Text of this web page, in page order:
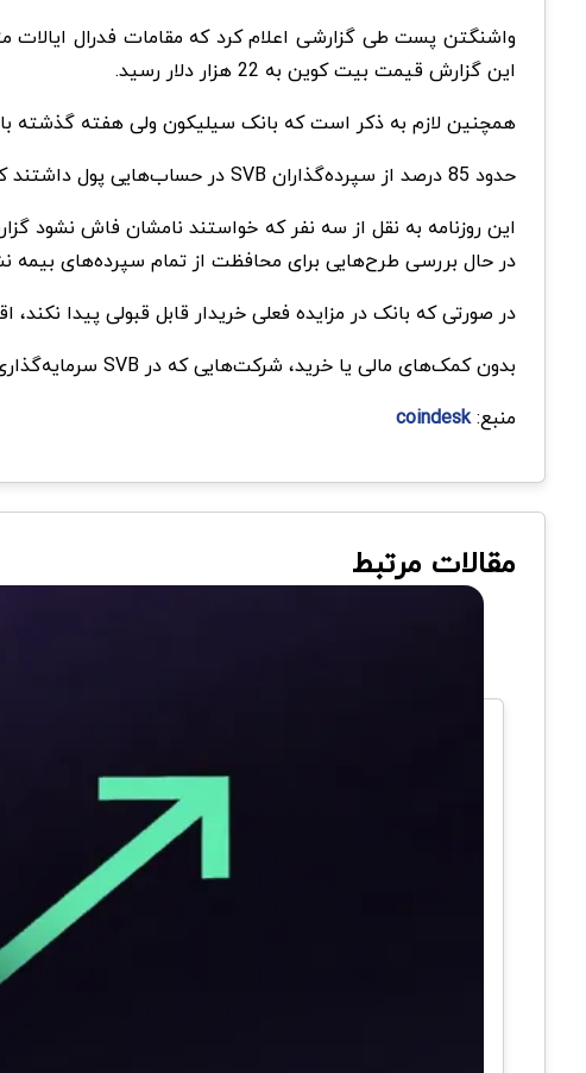
واشنگتن پست طی گزارشی اعلام کرد که مقامات فدرال
این گزارش قیمت بیت کوین به 22 هزار دلار رسید.
همچنین لازم به ذکر است که بانک سیلیکون ولی هفته گذشته با ۴۲ میلیارد دلار بدهی اعلام ورشکستگی کرد.
حدود 85 درصد از سپرده‌گذاران SVB در حساب‌هایی پول داشتند که تحت بیمه FDIC نبود، به این معنی که این وجوه بدون اقدام فدرال یا خرید مستقیم بانک قابل بازیابی نخواهند بود.
این روزنامه به نقل از سه نفر که خواستند نامشان فاش نشود
در حال بررسی طرح‌هایی برای محافظت از تمام سپرده‌های بیمه
در صورتی که بانک در مزایده فعلی خریدار قابل قبولی پیدا
بدون کمک‌های مالی یا خرید، شرکت‌هایی که در SVB سرمایه‌گذاری کرده‌ یا وابسته به آن هستند ممکن است برای پرداخت حقوق کارکنان خود دچار مشکل شوند.
منبع:coindesk
مقالات مرتبط